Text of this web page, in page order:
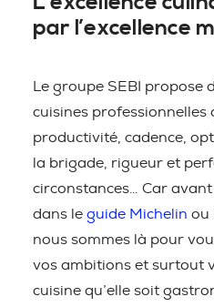
par l’excellence
Le groupe SEBI propose
cuisines professionnelles
productivité, cadence,
la brigade, rigueur et
circonstances… Car
dans le guide Michelin ou
nous sommes là pour
vos ambitions et surtout
cuisine qu’elle soit